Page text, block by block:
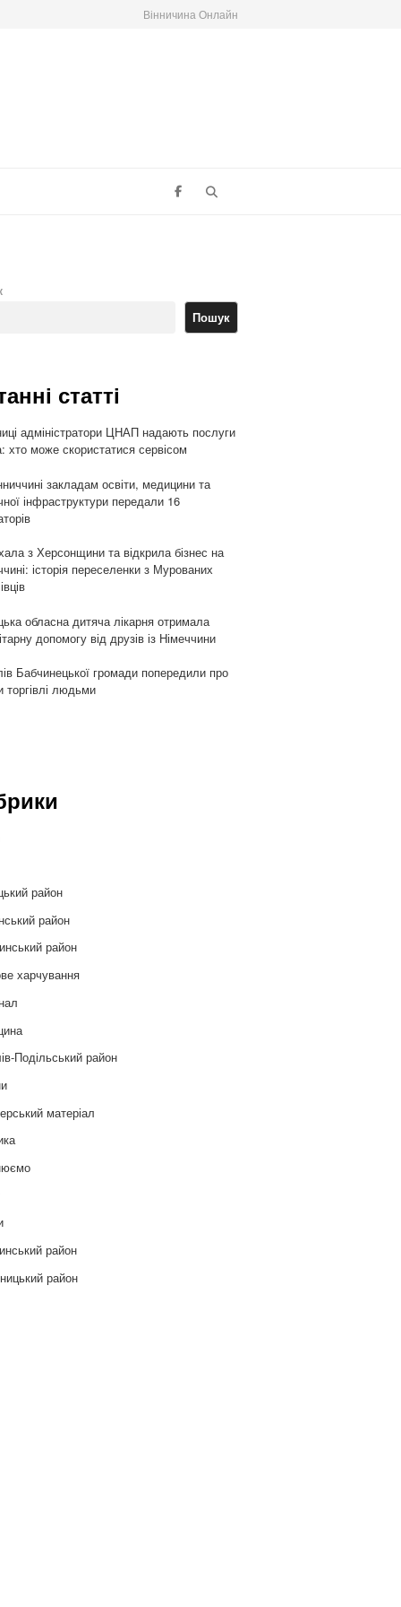
Вінничина Онлайн
Пошук
статті
адміністратори ЦНАП надають послуги
хто може скористатися сервісом
закладам освіти, медицини та
інфраструктури передали 16
з Херсонщини та відкрила бізнес на
історія переселенки з Мурованих
обласна дитяча лікарня отримала
допомогу від друзів із Німеччини
Бабчинецької громади попередили про
торгівлі людьми
район
район
район
харчування
Подільський район
матеріал
район
район